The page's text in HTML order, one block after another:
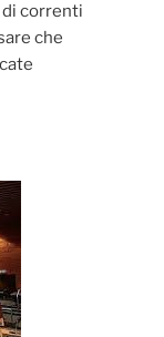
correnti
che